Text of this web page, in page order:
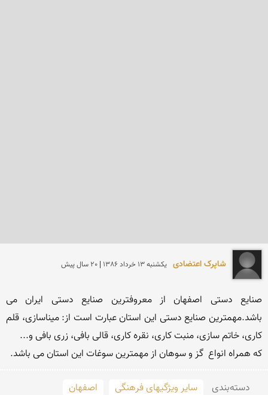
شاپرک اعتضادی يكشنبه 13 خرداد 1386 | 20 سال پیش
كه همراه انواع  گز و سوهان از مهمترین سوغات این استان می باشد.
دسته‌بندی سایر ویژگیهای فرهنگی اصفهان